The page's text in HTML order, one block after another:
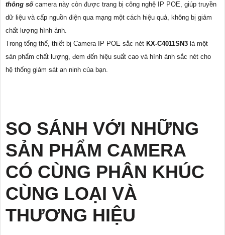
thông sốcamera này còn được trang bị công nghệ IP POE, giúp truyền
dữ liệu và cấp nguồn điện qua mạng một cách hiệu quả, không bị giảm
chất lượng hình ảnh.
Trong tổng thể, thiết bị Camera IP POE sắc nét KX-C4011SN3 là một
sản phẩm chất lượng, đem đến hiệu suất cao và hình ảnh sắc nét cho
hệ thống giám sát an ninh của bạn.
SO SÁNH VỚI NHỮNG
SẢN PHẨM CAMERA
CÓ CÙNG PHÂN KHÚC
CÙNG LOẠI VÀ
THƯƠNG HIỆU